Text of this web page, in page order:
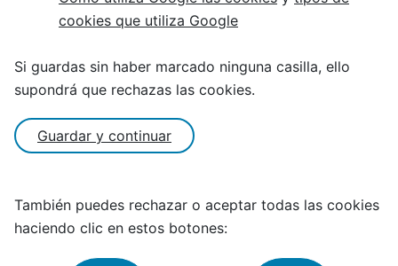
cookies que utiliza Google
Si guardas sin haber marcado ninguna casilla, ello
supondrá que rechazas las cookies.
Guardar y continuar
También puedes rechazar o aceptar todas las cookies
haciendo clic en estos botones: